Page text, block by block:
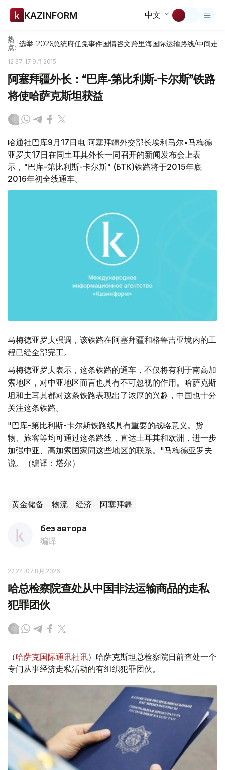
KAZINFORM 中文
热
点: 选举-2026总统府任免事件国情咨文跨里海国际运输路线/中间走廊
12:37, 17 9月 2015
阿塞拜疆外长：“巴库-第比利斯-卡尔斯”铁路
将使哈萨克斯坦获益
哈通社巴库9月17日电 阿塞拜疆外交部长埃利马尔•马梅德
亚罗夫17日在同土耳其外长一同召开的新闻发布会上表
示，"巴库-第比利斯-卡尔斯" (БТК)铁路将于2015年底
2016年初全线通车。
马梅德亚罗夫强调，该铁路在阿塞拜疆和格鲁吉亚境内的工
程已经全部完工。
马梅德亚罗夫表示，这条铁路的通车，不仅将有利于南高加
索地区，对中亚地区而言也具有不可忽视的作用。哈萨克斯
坦和土耳其都对这条铁路表现出了浓厚的兴趣，中国也十分
关注这条铁路。
"巴库-第比利斯-卡尔斯铁路线具有重要的战略意义。货
物、旅客等均可通过这条路线，直达土耳其和欧洲，进一步
加强中亚、高加索国家同这些地区的联系。"马梅德亚罗夫
说。（编译：塔尔）
黄金储备 物流 经济 阿塞拜疆
без автора
编译
22:24, 07 8月 2026
哈总检察院查处从中国非法运输商品的走私
犯罪团伙
（哈萨克国际通讯社讯）哈萨克斯坦总检察院日前查处一个
专门从事经济走私活动的有组织犯罪团伙。